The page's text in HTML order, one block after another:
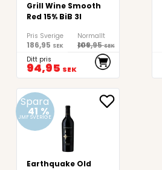
Grill Wine Smooth
Red 15% BiB 3l
Pris Sverige
186,95 SEK
Normallt
pris
109,95 SEK
Ditt pris
94,95 SEK
Spara
41 %
JMF SVERIGE
Earthquake Old